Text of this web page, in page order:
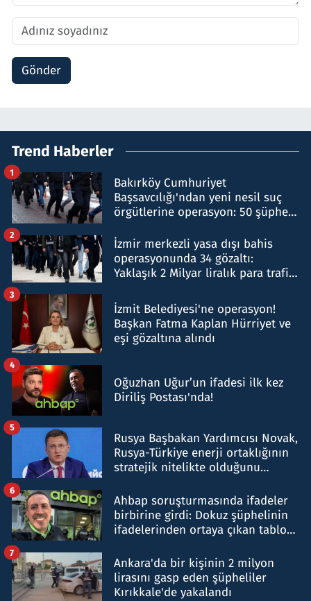
Gönder
Trend Haberler
Bakırköy Cumhuriyet
Başsavcılığı'ndan yeni nesil suç
örgütlerine operasyon: 50 şüpheli
1
İzmir merkezli yasa dışı bahis
operasyonunda 34 gözaltı:
Yaklaşık 2 Milyar liralık para trafiği
2
İzmit Belediyesi'ne operasyon!
Başkan Fatma Kaplan Hürriyet ve
eşi gözaltına alındı
3
Oğuzhan Uğur’un ifadesi ilk kez
Diriliş Postası'nda!
4
Rusya Başbakan Yardımcısı Novak,
Rusya-Türkiye enerji ortaklığının
stratejik nitelikte olduğunu
5
Ahbap soruşturmasında ifadeler
birbirine girdi: Dokuz şüphelinin
ifadelerinden ortaya çıkan tablo
6
Ankara'da bir kişinin 2 milyon
lirasını gasp eden şüpheliler
Kırıkkale'de yakalandı
7